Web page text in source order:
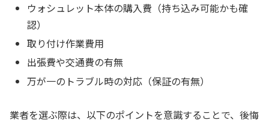
ウォシュレット本体の購入費（持ち込み可能かも確
認）
取り付け作業費用
出張費や交通費の有無
万が一のトラブル時の対応（保証の有無）
業者を選ぶ際は、以下のポイントを意識することで、後悔